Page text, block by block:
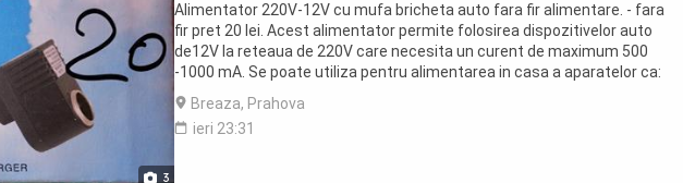
3
Alimentator 220V-12V cu mufa bricheta auto fara fir alimentare. - fara
fir pret 20 lei. Acest alimentator permite folosirea dispozitivelor auto
de12V la reteaua de 220V care necesita un curent de maximum 500
-1000 mA. Se poate utiliza pentru alimentarea in casa a aparatelor ca:
modulatoare FM, ionizatoare si odorizante auto, incarcatoare auto
pentru telefoane, etc.
Breaza, Prahova
ieri 23:31